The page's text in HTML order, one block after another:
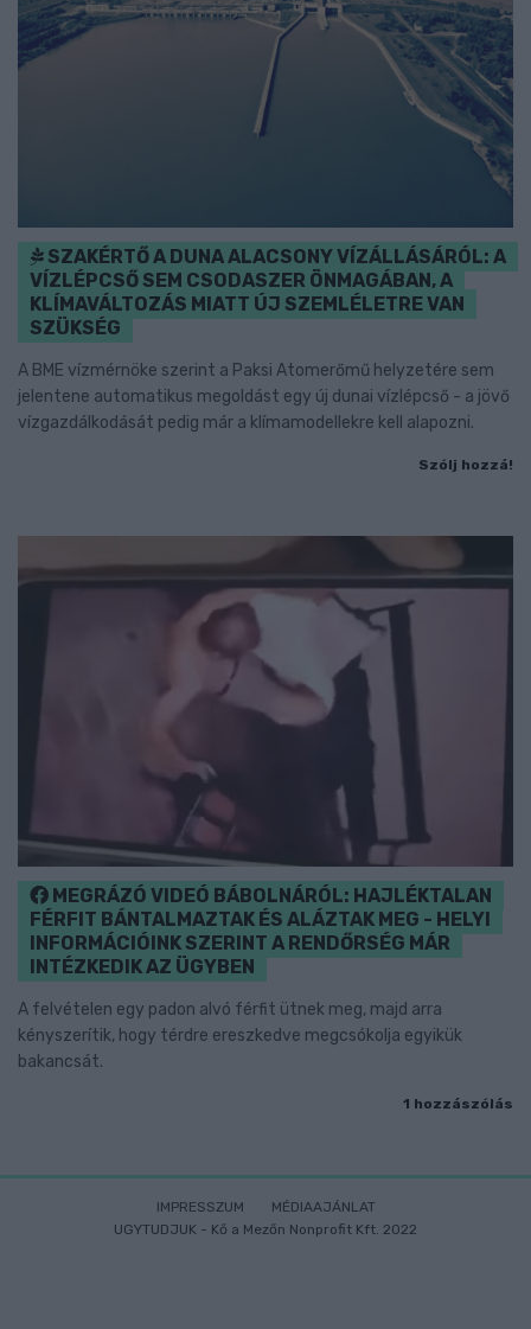
SZAKÉRTŐ A DUNA ALACSONY VÍZÁLLÁSÁRÓL: A
VÍZLÉPCSŐ SEM CSODASZER ÖNMAGÁBAN, A
KLÍMAVÁLTOZÁS MIATT ÚJ SZEMLÉLETRE VAN
SZÜKSÉG
A BME vízmérnöke szerint a Paksi Atomerőmű helyzetére sem
jelentene automatikus megoldást egy új dunai vízlépcső - a jövő
vízgazdálkodását pedig már a klímamodellekre kell alapozni.
Szólj hozzá!
MEGRÁZÓ VIDEÓ BÁBOLNÁRÓL: HAJLÉKTALAN
FÉRFIT BÁNTALMAZTAK ÉS ALÁZTAK MEG - HELYI
INFORMÁCIÓINK SZERINT A RENDŐRSÉG MÁR
INTÉZKEDIK AZ ÜGYBEN
A felvételen egy padon alvó férfit ütnek meg, majd arra
kényszerítik, hogy térdre ereszkedve megcsókolja egyikük
bakancsát.
1 hozzászólás
IMPRESSZUM
MÉDIAAJÁNLAT
UGYTUDJUK - Kő a Mezőn Nonprofit Kft. 2022